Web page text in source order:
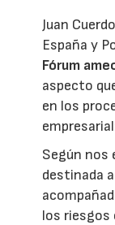
Juan
España y
Fórum
aspecto
en los
Según nos
destinada
los